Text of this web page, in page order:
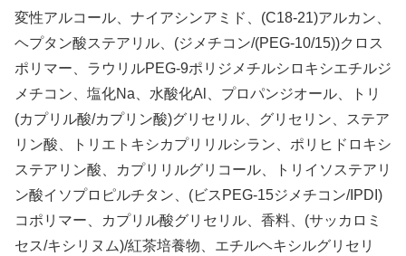
変性アルコール、ナイアシンアミド、(C18-21)アルカン、
ヘプタン酸ステアリル、(ジメチコン/(PEG-10/15))クロス
ポリマー、ラウリルPEG-9ポリジメチルシロキシエチルジ
メチコン、塩化Na、水酸化Al、プロパンジオール、トリ
(カプリル酸/カプリン酸)グリセリル、グリセリン、ステア
リン酸、トリエトキシカプリリルシラン、ポリヒドロキシ
ステアリン酸、カプリリルグリコール、トリイソステアリ
ン酸イソプロピルチタン、(ビスPEG-15ジメチコン/IPDI)
コポリマー、カプリル酸グリセリル、香料、(サッカロミ
セス/キシリヌム)/紅茶培養物、エチルヘキシルグリセリ